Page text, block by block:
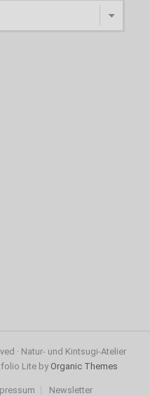
· Natur- und Kintsugi-Atelier
Lite by Organic Themes
Newsletter